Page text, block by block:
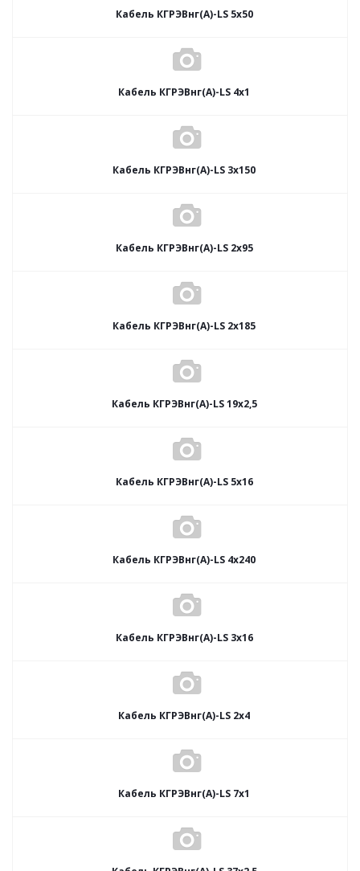
Кабель КГРЭВнг(А)-LS 5х50
Кабель КГРЭВнг(А)-LS 4х1
Кабель КГРЭВнг(А)-LS 3х150
Кабель КГРЭВнг(А)-LS 2х95
Кабель КГРЭВнг(А)-LS 2х185
Кабель КГРЭВнг(А)-LS 19х2,5
Кабель КГРЭВнг(А)-LS 5х16
Кабель КГРЭВнг(А)-LS 4х240
Кабель КГРЭВнг(А)-LS 3х16
Кабель КГРЭВнг(А)-LS 2х4
Кабель КГРЭВнг(А)-LS 7х1